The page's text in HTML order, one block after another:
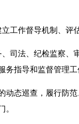
作督导机制、评
法、纪检监察、
指导和监督管理工
巡查，履行防
。